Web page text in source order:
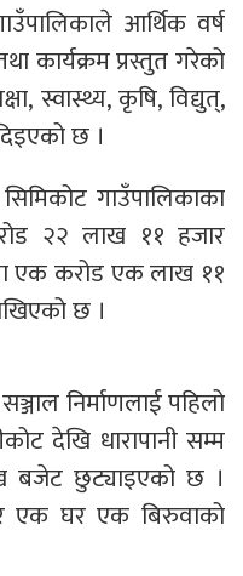
आर्थिक वर्ष
कार्यक्रम प्रस्तुत गरेको
स्वास्थ्य, कृषि, विद्युत्,
छ ।
गाउँपालिकाका
२२ लाख ११ हजार
एक करोड एक लाख ११
छ ।
निर्माणलाई पहिलो
देखि धारापानी सम्म
बजेट छुट्याइएको छ ।
एक घर एक बिरुवाको